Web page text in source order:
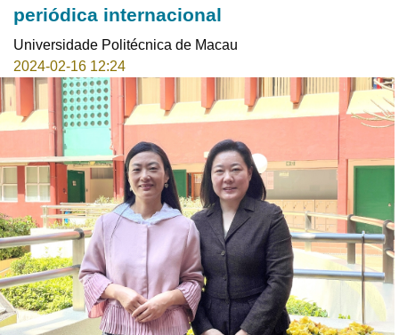
periódica internacional
Universidade Politécnica de Macau
2024-02-16 12:24